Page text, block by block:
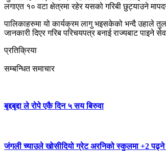
लगाएत १० वटा क्षेत्रमा रहेर यसको गरिबी छुट्याउने
पालिकाहरुमा यो कार्यक्रम लागु भइसकेको भन्दै उहाले
जानकारी दिएर गरिब परिचयपत्र बनाई राज्यबाट पाइने
प्रतिक्रिया
सम्बन्धित समाचार
बृद्दबृद्दा ले रोपे एकै दिन ५ सय बिरुवा
जंगली च्याउले खोसीदियो ग्रेट अरनिको स्कुलमा +2 पढ्ने